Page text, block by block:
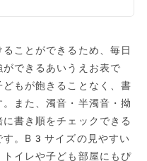
ことができるため、毎日
できるあいうえお表で
もが飽きることなく、書
また、濁音・半濁音・拗
書き順をチェックできる
す。B3サイズの見やすい
イレや子ども部屋にもぴ